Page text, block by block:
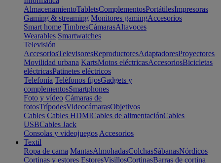
AlmacenamientoTabletsComplementosPortátilesImpresoras
Gaming & streaming Monitores gamingAccesorios
Smart home TimbresCámarasAltavoces
Wearables Smartwatches
Televisión
AccesoriosTelevisoresReproductoresAdaptadoresProyectores
Movilidad urbana KartsMotos eléctricasAccesoriosBicicletas
eléctricasPatinetes eléctricos
Telefonía Teléfonos fijosGadgets y
complementosSmartphones
Foto y vídeo Cámaras de
fotosTrípodesVideocámarasObjetivos
Cables Cables HDMICables de alimentaciónCables
USBCables Jack
Consolas y videojuegos Accesorios
Textil
Ropa de cama MantasAlmohadasColchasSábanasNórdicos
Cortinas y estores EstoresVisillosCortinasBarras de cortina